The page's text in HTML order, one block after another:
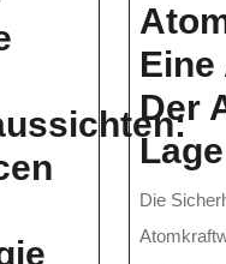
Potenziale
Eine
Der
Lage
Die